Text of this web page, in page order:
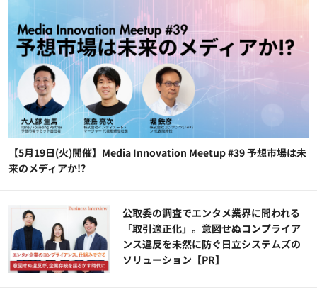
【5月19日(火)開催】Media Innovation Meetup #39 予想市場は未
来のメディアか!?
公​​取委の調査でエンタメ業界に問われる
「取引適正化」。意図せぬコンプライア
ンス違反を未然に防ぐ日立システムズの
ソリューション​【PR】